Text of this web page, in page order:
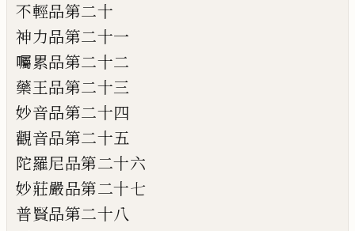
不輕品第二十
神力品第二十一
囑累品第二十二
藥王品第二十三
妙音品第二十四
觀音品第二十五
陀羅尼品第二十六
妙莊嚴品第二十七
普賢品第二十八